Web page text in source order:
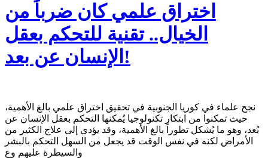
اختراق علمي كان ضرباً من
الخيال.. تقنية للتحكم بعقل
الإنسان عن بعد!
نجح علماء في كوريا الجنوبية في تحقيق اختراق علمي بالغ الأهمية،
حيث تمكنوا من ابتكار تكنولوجيا يُمكنها التحكم بعقل الإنسان عن
بُعد، وهو ما يُشكل تطوراً بالغ الأهمية، وقد يؤدي إلى علاج الكثير من
الأمراض لكنه في نفس الوقت قد يجعل من السهل التحكم بالبشر
والسيطرة عليهم وع